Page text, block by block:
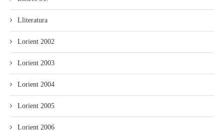
Lliteratura
Lorient 2002
Lorient 2003
Lorient 2004
Lorient 2005
Lorient 2006